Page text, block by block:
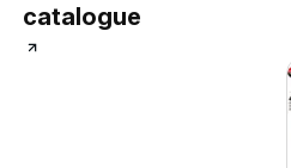
catalogue